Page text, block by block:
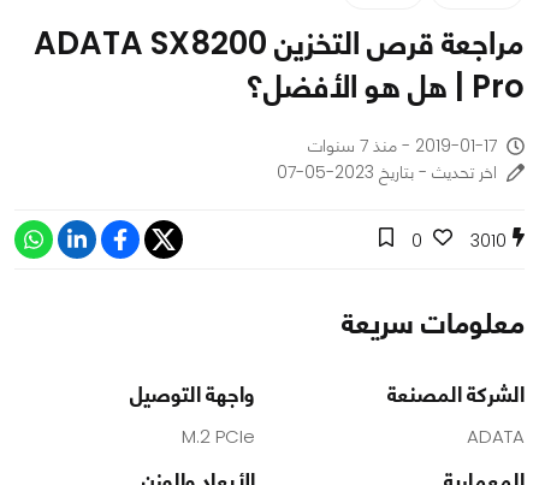
مراجعة قرص التخزين ADATA SX8200
Pro | هل هو الأفضل؟
2019-01-17 - منذ 7 سنوات
اخر تحديث - بتاريخ 2023-05-07
3010
0
معلومات سريعة
الشركة المصنعة
ADATA
واجهة التوصيل
M.2 PCIe